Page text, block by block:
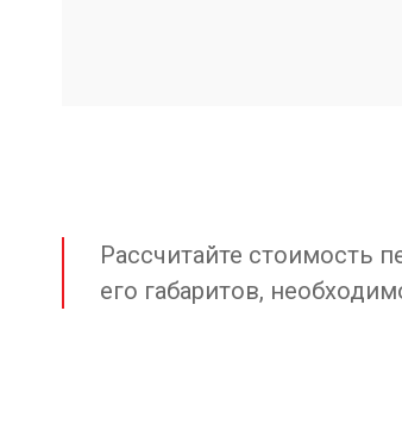
Рассчитайте стоимость
его габаритов,